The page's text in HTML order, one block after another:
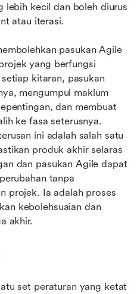
lebih kecil dan boleh diurus
atau iterasi.
pasukan Agile
yang berfungsi
kitaran, pasukan
mengumpul maklum
dan membuat
ke fasa seterusnya.
produk akhir selaras
dan pasukan Agile dapat
tanpa
projek. Ia adalah proses
kebolehsuaian dan
akhir.
set peraturan yang ketat